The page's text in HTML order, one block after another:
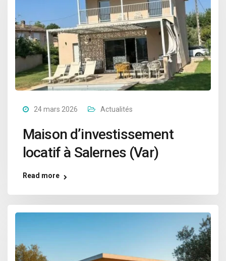
24 mars 2026 Actualités
Maison d’investissement
locatif à Salernes (Var)
Read more